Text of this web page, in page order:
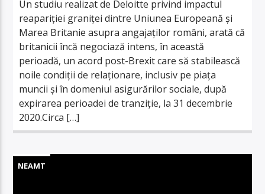
Un studiu realizat de Deloitte privind impactul
reapariţiei graniţei dintre Uniunea Europeană şi
Marea Britanie asupra angajaţilor români, arată că
britanicii încă negociază intens, în această
perioadă, un acord post-Brexit care să stabilească
noile condiţii de relaţionare, inclusiv pe piaţa
muncii şi în domeniul asigurărilor sociale, după
expirarea perioadei de tranziţie, la 31 decembrie
2020.Circa […]
NEAMT